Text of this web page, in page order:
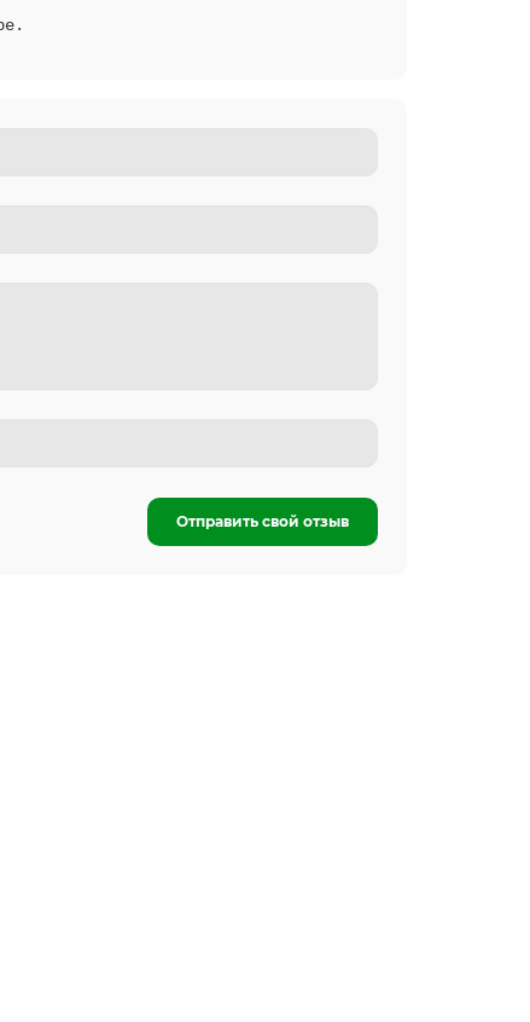
Отправить свой отзыв